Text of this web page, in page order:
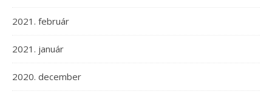
2021. február
2021. január
2020. december